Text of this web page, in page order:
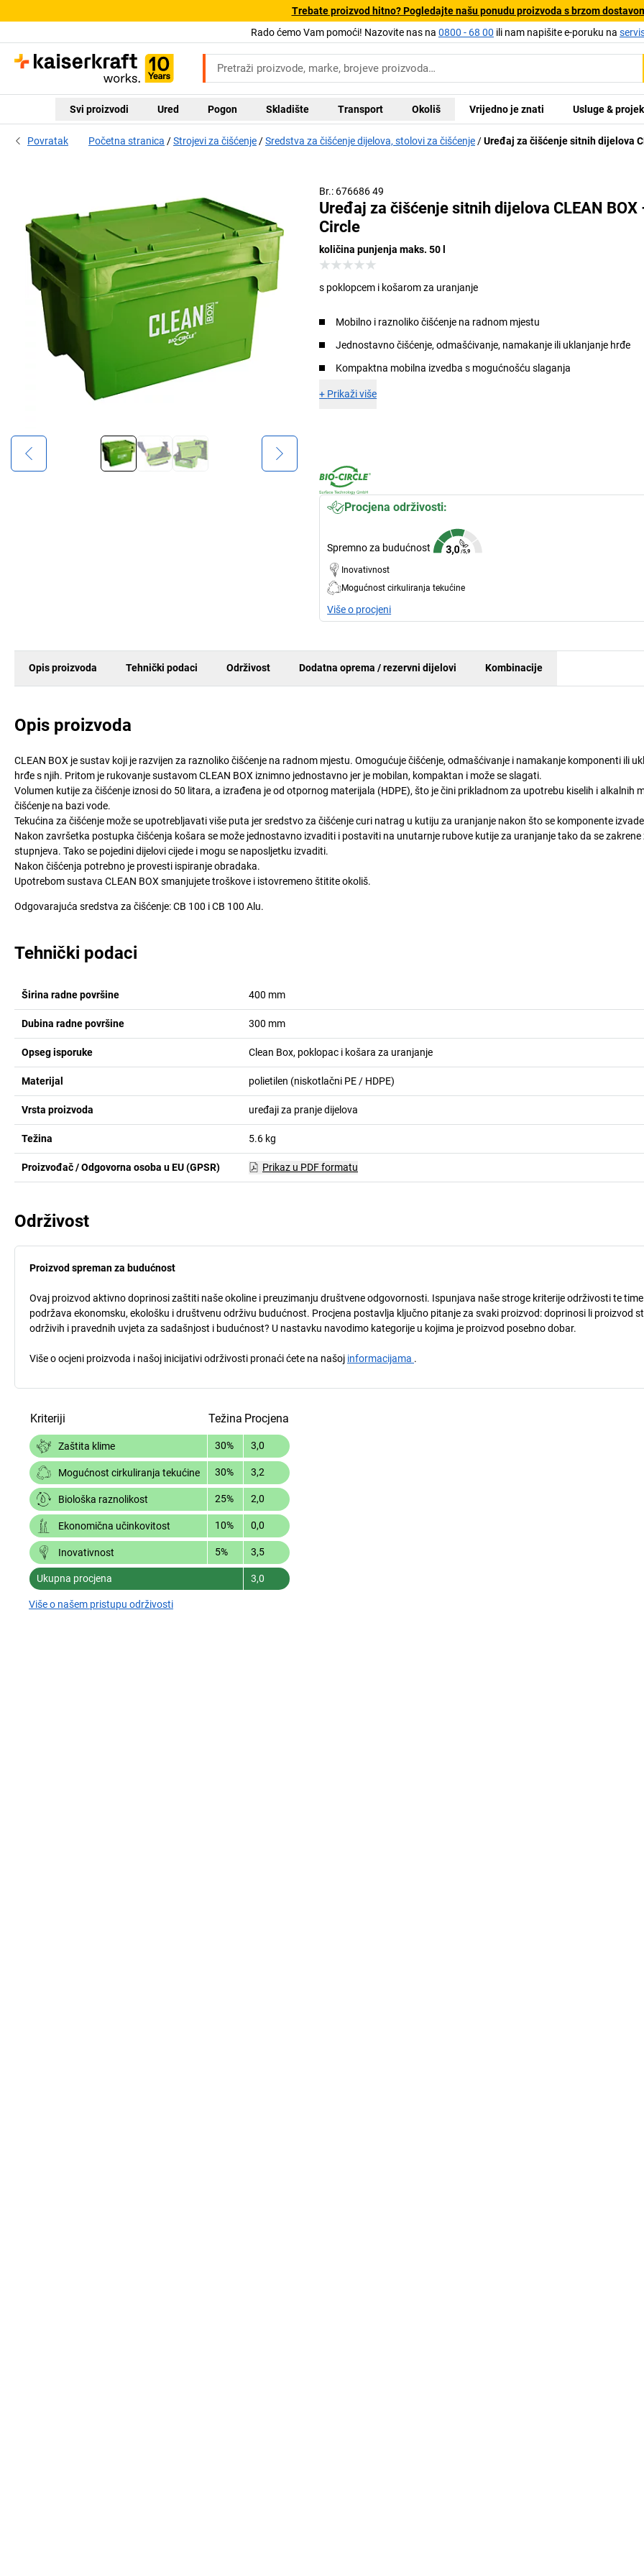
Trebate proizvod hitno? Pogledajte našu ponudu proizvoda s brzom
Rado ćemo Vam pomoći! Nazovite nas na 0800 - 68 00 ili nam napišite e-poruku na
Svi proizvodi Ured Pogon Skladište Transport Okoliš Vrijedno je znati Usluge &
Povratak Početna stranica Strojevi za čišćenje Sredstva za čišćenje dijelova, stolovi za čišćenje Uređaj za čišćenje sitnih dijelova
Br.: 676686 49
Uređaj za čišćenje sitnih dijelova CLEAN BOX
Circle
količina punjenja maks. 50 l
s poklopcem i košarom za uranjanje
Mobilno i raznoliko čišćenje na radnom mjestu
Jednostavno čišćenje, odmašćivanje, namakanje ili uklanjanje hrđe
Kompaktna mobilna izvedba s mogućnošću slaganja
+ Prikaži više
Procjena održivosti:
Spremno za budućnost
Inovativnost
Mogućnost cirkuliranja tekućine
Više o procjeni
Opis proizvoda Tehnički podaci Održivost Dodatna oprema / rezervni dijelovi Kombinacije
Opis proizvoda
CLEAN BOX je sustav koji je razvijen za raznoliko čišćenje na radnom mjestu. Omogućuje čišćenje, odmašćivanje i namakanje komponenti ili
hrđe s njih. Pritom je rukovanje sustavom CLEAN BOX iznimno jednostavno jer je mobilan, kompaktan i može se slagati.
Volumen kutije za čišćenje iznosi do 50 litara, a izrađena je od otpornog materijala (HDPE), što je čini prikladnom za upotrebu kiselih i alkalnih
čišćenje na bazi vode.
Tekućina za čišćenje može se upotrebljavati više puta jer sredstvo za čišćenje curi natrag u kutiju za uranjanje nakon što se komponente
Nakon završetka postupka čišćenja košara se može jednostavno izvaditi i postaviti na unutarnje rubove kutije za uranjanje tako da se zakrene
stupnjeva. Tako se pojedini dijelovi cijede i mogu se naposljetku izvaditi.
Nakon čišćenja potrebno je provesti ispiranje obradaka.
Upotrebom sustava CLEAN BOX smanjujete troškove i istovremeno štitite okoliš.
Odgovarajuća sredstva za čišćenje: CB 100 i CB 100 Alu.
Tehnički podaci
Širina radne površine 400 mm
Dubina radne površine 300 mm
Opseg isporuke Clean Box, poklopac i košara za uranjanje
Materijal polietilen (niskotlačni PE / HDPE)
Vrsta proizvoda uređaji za pranje dijelova
Težina 5.6 kg
Proizvođač / Odgovorna osoba u EU (GPSR) Prikaz u PDF formatu
Održivost
Proizvod spreman za budućnost
Ovaj proizvod aktivno doprinosi zaštiti naše okoline i preuzimanju društvene odgovornosti. Ispunjava naše stroge kriterije održivosti te time
podržava ekonomsku, ekološku i društvenu održivu budućnost. Procjena postavlja ključno pitanje za svaki proizvod: doprinosi li proizvod
održivih i pravednih uvjeta za sadašnjost i budućnost? U nastavku navodimo kategorije u kojima je proizvod posebno dobar.
Više o ocjeni proizvoda i našoj inicijativi održivosti pronaći ćete na našoj informacijama .
Kriteriji Težina Procjena
Zaštita klime 30% 3,0
Mogućnost cirkuliranja tekućine 30% 3,2
Biološka raznolikost 25% 2,0
Ekonomična učinkovitost 10% 0,0
Inovativnost 5% 3,5
Ukupna procjena 3,0
Više o našem pristupu održivosti